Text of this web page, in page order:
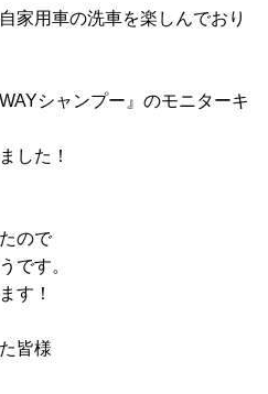
家用車の洗車を楽しんでおり
シャンプー』のモニターキ
した！
ので
です。
す！
皆様